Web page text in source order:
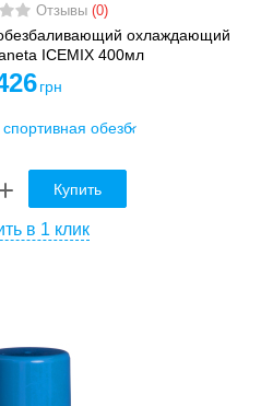
Отзывы (0)
охлаждающий
ICEMIX 400мл
грн
Купить
в 1 клик